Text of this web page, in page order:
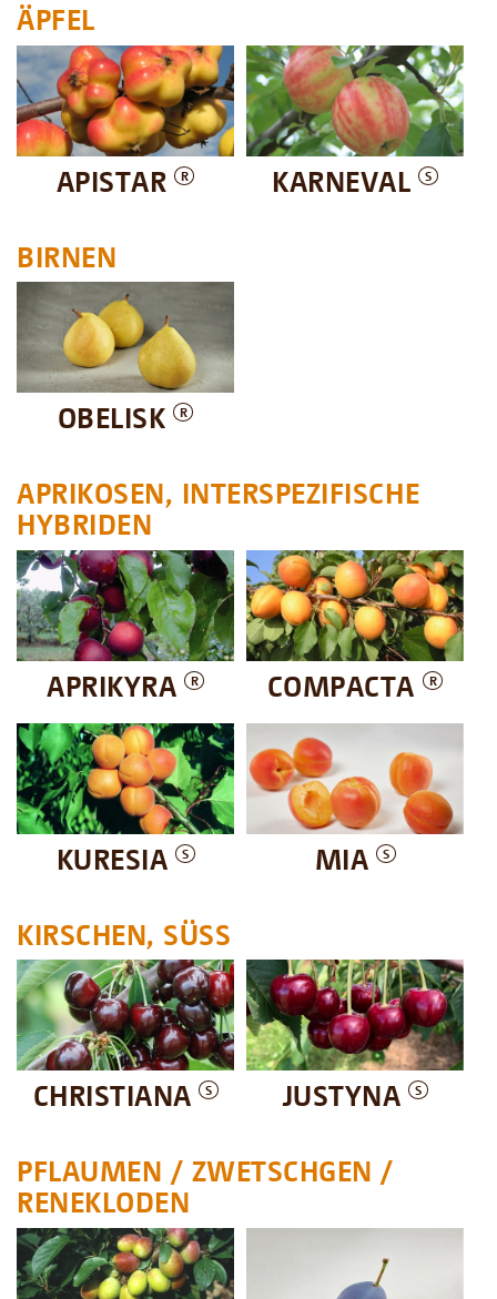
ÄPFEL
APISTAR R KARNEVAL S
BIRNEN
OBELISK R
APRIKOSEN, INTERSPEZIFISCHE
HYBRIDEN
APRIKYRA R COMPACTA R
KURESIA S MIA S
KIRSCHEN, SÜSS
CHRISTIANA S JUSTYNA S
PFLAUMEN / ZWETSCHGEN /
RENEKLODEN